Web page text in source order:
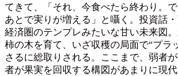
てきて、「それ、今食べたら終わり。で
あとで実りが増える」と囁く。投資話
経済圏のテンプレみたいな甘い未来図。
柿の木を育て、いざ収穫の局面で“プラ
さるに総取りされる。ここまで、弱者
者が果実を回収する構図があまりに現代